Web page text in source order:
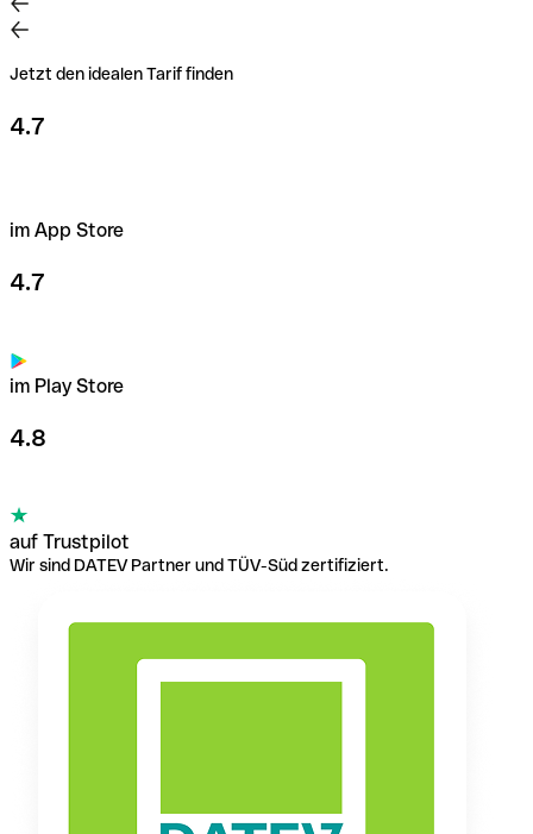
Jetzt den idealen Tarif finden
4.7
im App Store
4.7
im Play Store
4.8
auf Trustpilot
Wir sind DATEV Partner und TÜV-Süd zertifiziert.